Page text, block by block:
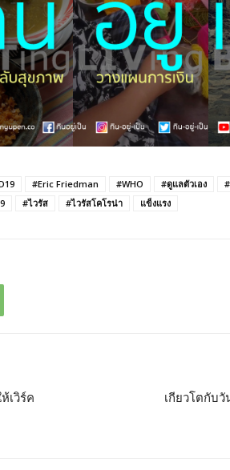
#Eric Friedman #WHO #ดูแลตัวเอง
#ไวรัส #ไวรัสโคโรน่า แข็งแรง
เวิร์ค
เกียวโตกับ